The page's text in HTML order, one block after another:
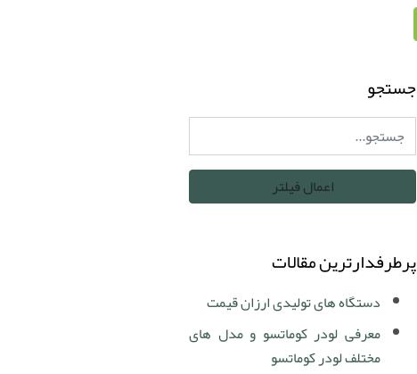
جستجو
پرطرفدارترین مقالات
دستگاه های تولیدی ارزان قیمت
معرفی لودر کوماتسو و مدل های
مختلف لودر کوماتسو